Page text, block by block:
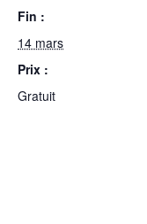
Fin :
14 mars
Prix :
Gratuit